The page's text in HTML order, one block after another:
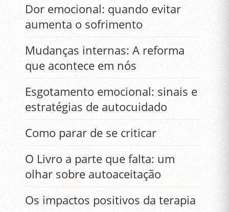
Dor emocional: quando evitar
aumenta o sofrimento
Mudanças internas: A reforma
que acontece em nós
Esgotamento emocional: sinais e
estratégias de autocuidado
Como parar de se criticar
O Livro a parte que falta: um
olhar sobre autoaceitação
Os impactos positivos da terapia